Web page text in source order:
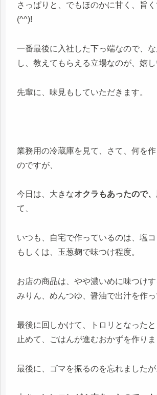
さっぱりと、でもほのかに甘く、旨
(^^)!
一番最後に入社した下っ端なので、
し、教えてもらえる立場なのが、嬉し
先輩に、味見もしていただきます。
業務用の冷蔵庫を見て、さて、何を
のですが、
今日は、大きなオクラもあったので
て、
いつも、自宅で作っているのは、塩コ
もしくは、玉葱麹で味つけ程度。
お店の商品は、やや濃いめに味つけす
みりん、めんつゆ、醤油で出汁を作っ
最後に回しかけて、トロリとなった
止めて、ごはんが進むおかずを作りま
最後に、ゴマを振るのを忘れましたが